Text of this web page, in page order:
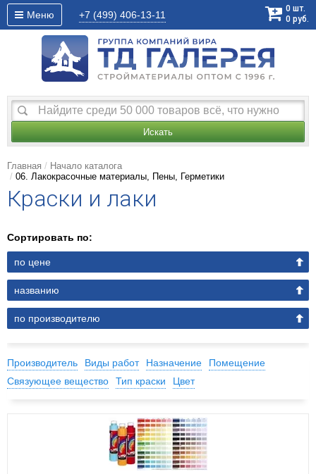
Меню +7 (499) 406-13-11
0 шт.
0 руб.
Искать
Главная
Начало каталога
06. Лакокрасочные материалы, Пены, Герметики
Краски и лаки
Сортировать по:
по цене
названию
по производителю
Производитель Виды работ Назначение
Помещение
Связующее вещество
Тип краски Цвет